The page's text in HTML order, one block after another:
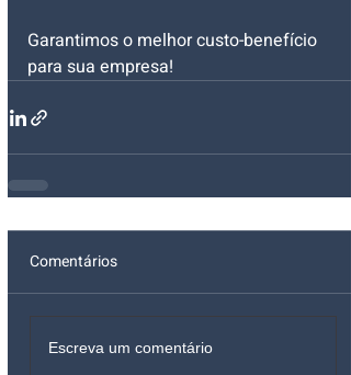
Garantimos o melhor custo-benefício
para sua empresa!
Comentários
Escreva um comentário